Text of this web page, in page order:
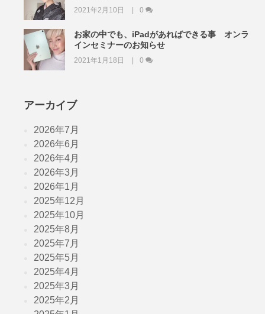
2021年2月10日 0
お家の中でも、iPadがあればできる事 オンラ
インセミナーのお知らせ
2021年1月18日 0
アーカイブ
2026年7月
2026年6月
2026年4月
2026年3月
2026年1月
2025年12月
2025年10月
2025年8月
2025年7月
2025年5月
2025年4月
2025年3月
2025年2月